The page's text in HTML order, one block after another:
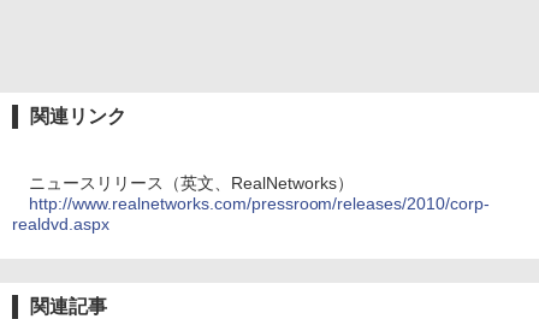
関連リンク
ニュースリリース（英文、RealNetworks）
http://www.realnetworks.com/pressroom/releases/2010/corp-
realdvd.aspx
関連記事